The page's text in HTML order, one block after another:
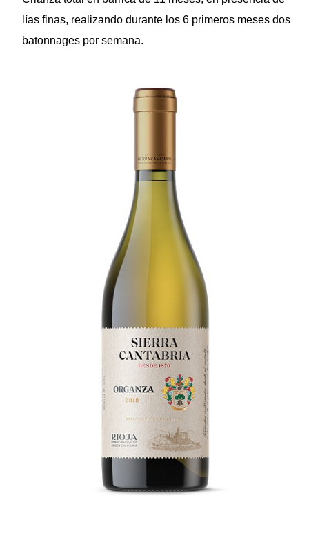
lías finas, realizando durante los 6 primeros meses dos
batonnages por semana.